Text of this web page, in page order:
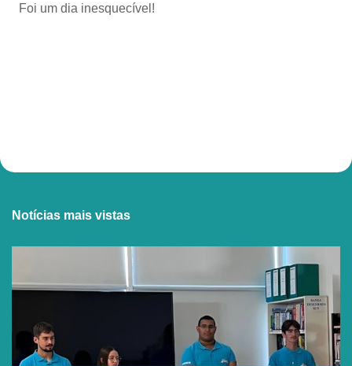
Foi um dia inesquecível!
Notícias mais vistas